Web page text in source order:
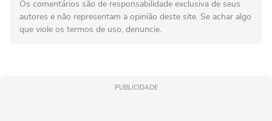
Os comentários são de responsabilidade exclusiva de seus
autores e não representam a opinião deste site. Se achar algo
que viole os termos de uso, denuncie.
PUBLICIDADE